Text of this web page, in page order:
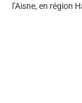
l’Aisne, en région